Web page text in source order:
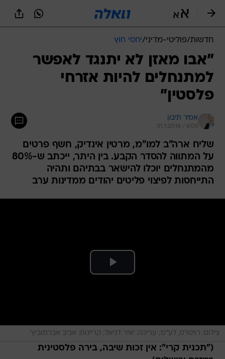
חדשות/פוליטי-מדיני/יחסי חוץ
"אבו מאזן לא יתנגד לאפשר
למתנחלים להיות אזרחי
פלסטין"
אמיר תיבון
31.1.2014 / 6:05
שליח ארה"ב למו"מ, מרטין אינדיק, חשף פרטים
על המתווה להסדר הקבע. בין היתר, ייכתב ש-80%
מהמתנחלים יוכלו להישאר בבתיהם ותהיה
התייחסות לפיצוי פליטים יהודים ממדינות ערב
צילום: רויטרס, לע"מ; עריכה: יאיר דניאל; קריינות: אביב אברמוביץ'
("תכנית קרי": אין זכות שיבה, בירה פלסטינית